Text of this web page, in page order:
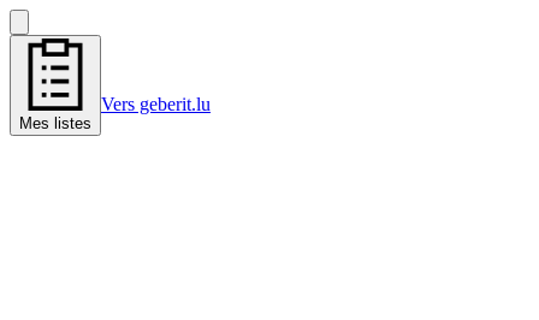
Mes listes
Vers geberit.lu